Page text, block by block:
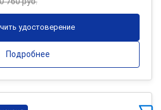
удостоверение
Подробнее